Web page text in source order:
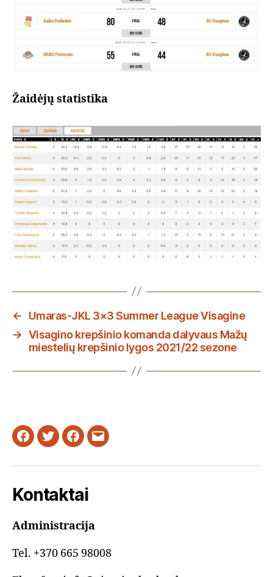
Žaidėjų statistika
←
Umaras-JKL 3×3 Summer League Visagine
→ Visagino krepšinio komanda dalyvaus Mažų
miestelių krepšinio lygos 2021/22 sezone
Facebook
TwitterInstagram
Email
Kontaktai
Administracija
Tel. +370 665 98008